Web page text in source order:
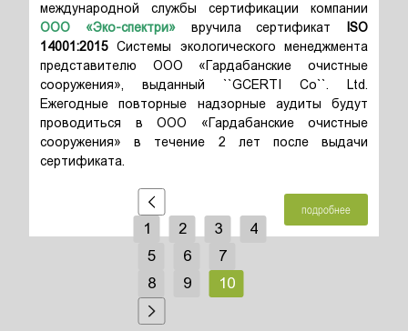
международной службы сертификации компании
ООО «Эко-спектри»вручила сертификат
ISO
14001:2015 Системы экологического менеджмента
представителю ООО «Гардабанские очистные
сооружения», выданный ``GCERTI Co``. Ltd.
Ежегодные повторные надзорные аудиты будут
проводиться в ООО «Гардабанские очистные
сооружения» в течение 2 лет после выдачи
сертификата.
подробнее
1 2 3
4
5
6
7
8
9 10